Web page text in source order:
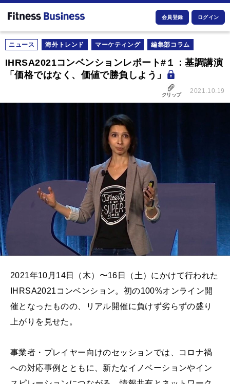
会員登録 ログイン
ニュース 海外トレンド マーケティング 編集部コラム
IHRSA2021コンベンションレポート#１：基調講演
「価格ではなく、価値で勝負しよう」
クリップ
2021.10.19
2021年10月14日（木）〜16日（土）にかけて行われた
IHRSA2021コンベンション。初の100%オンライン開
催となったものの、リアル開催に負けず劣らずの盛り
上がりを見せた。
事業者・プレイヤー向けのセッションでは、コロナ禍
への対応事例とともに、新たなイノベーションやイン